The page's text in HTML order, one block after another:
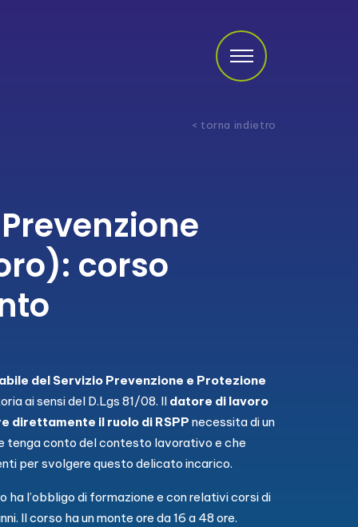
corso
< torna indietro
del Servizio Prevenzione e Protezione
ai sensi del D.Lgs 81/08. Il datore di lavoro
direttamente il ruolo di RSPP necessita di un
tenga conto del contesto lavorativo e che
per svolgere questo delicato incarico.
ha l’obbligo di formazione e con relativi corsi di
Il corso ha un monte ore da 16 a 48 ore.